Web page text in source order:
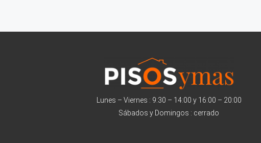
Lunes – Viernes : 9:30 – 14:00 y 16:00 – 20:00
Sábados y Domingos : cerrado